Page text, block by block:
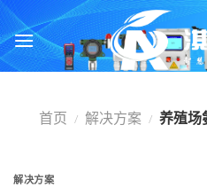
跳
转
到
内
首页 / 解决方案 / 养殖场
解决方案